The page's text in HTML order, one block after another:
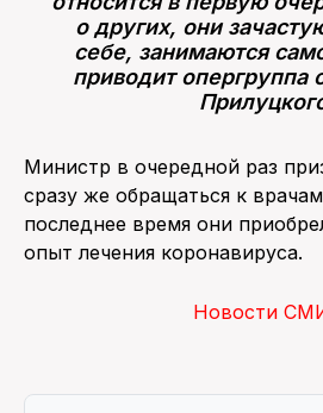
о других, они
себе, занимаются
приводит опергруппа
Министр в очередной раз
сразу же обращаться к
последнее время они
опыт лечения коронавируса.
Новости